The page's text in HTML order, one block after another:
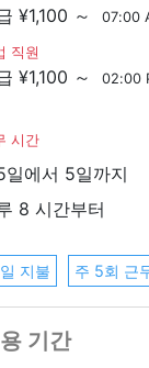
¥1,100 ～ 07:00
직원
¥1,100 ～ 02:00
시간
일에서 5일까지
8 시간부터
지불 주 5회 근
기간